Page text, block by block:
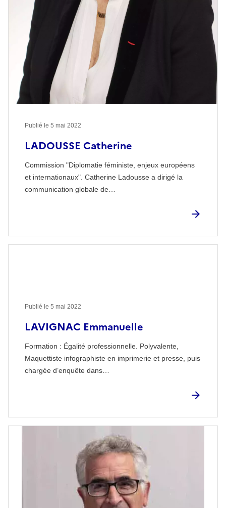
LADOUSSE Catherine
Commission "Diplomatie féministe, enjeux européens
et internationaux". Catherine Ladousse a dirigé la
communication globale de…
Publié le 5 mai 2022
LAVIGNAC Emmanuelle
Formation : Égalité professionnelle. Polyvalente,
Maquettiste infographiste en imprimerie et presse, puis
chargée d’enquête dans…
Publié le 5 mai 2022